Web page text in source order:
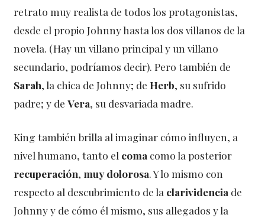
retrato muy realista de todos los protagonistas,
desde el propio Johnny hasta los dos villanos de la
novela. (Hay un villano principal y un villano
secundario, podríamos decir). Pero también de
Sarah, la chica de Johnny; de Herb, su sufrido
padre; y deVera, su desvariada madre.
King también brilla al imaginar cómo influyen, a
nivel humano, tanto el coma como la posterior
recuperación, muy dolorosa. Y lo mismo con
respecto al descubrimiento de la clarividencia de
Johnny y de cómo él mismo, sus allegados y la